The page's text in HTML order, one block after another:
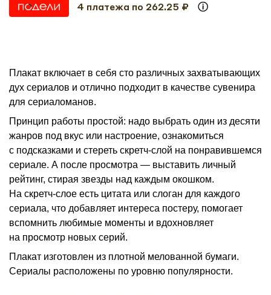
4 платежа по 262.25 ₽
Плакат включает в себя сто различных захватывающих
дух сериалов и отлично подходит в качестве сувенира
для сериаломанов.
Принцип работы простой: надо выбрать один из десяти
жанров под вкус или настроение, ознакомиться
с подсказками и стереть скретч-слой на понравившемся
сериале. А после просмотра — выставить личный
рейтинг, стирая звезды над каждым окошком.
На скретч-слое есть цитата или слоган для каждого
сериала, что добавляет интереса постеру, помогает
вспомнить любимые моменты и вдохновляет
на просмотр новых серий.
Плакат изготовлен из плотной мелованной бумаги.
Сериалы расположены по уровню популярности.